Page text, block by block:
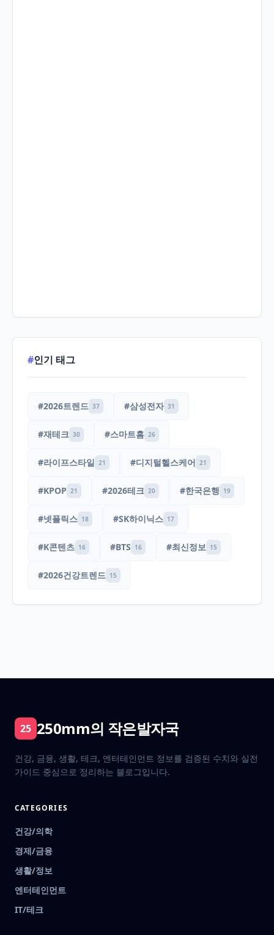
#인기 태그
#2026트렌드 37 #삼성전자 31
#재테크 30 #스마트홈 26
#라이프스타일 21 #디지털헬스케어 21
#KPOP 21 #2026테크 20 #한국은행 19
#넷플릭스 18 #SK하이닉스 17
#K콘텐츠 16 #BTS 16 #최신정보 15
#2026건강트렌드 15
25 250mm의 작은발자국
건강, 금융, 생활, 테크, 엔터테인먼트 정보를 검증된 수치와 실전
가이드 중심으로 정리하는 블로그입니다.
CATEGORIES
건강/의학
경제/금융
생활/정보
엔터테인먼트
IT/테크